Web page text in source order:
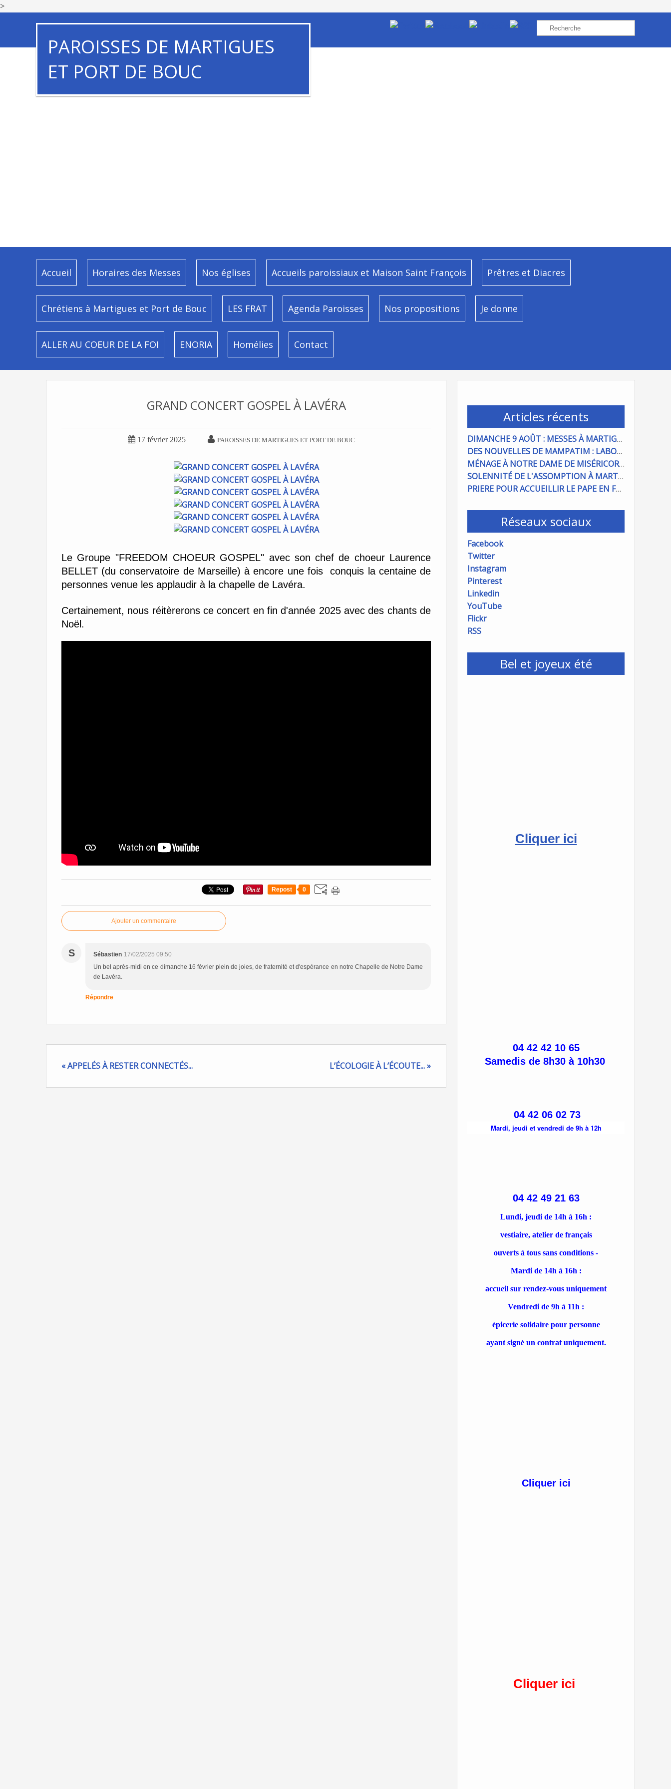
>
PAROISSES DE MARTIGUES
ET PORT DE BOUC
Accueil Horaires des Messes Nos églises Accueils paroissiaux et Maison Saint François Prêtres et Diacres
Chrétiens à Martigues et Port de Bouc LES FRAT Agenda Paroisses Nos propositions Je donne
ALLER AU COEUR DE LA FOI ENORIA Homélies Contact
Articles récents
DIMANCHE 9 AOÛT : MESSES À MARTIGUES ET PORT DE BOUC
DES NOUVELLES DE MAMPATIM : LABOUR DU CHAMP PAROISSIAL
MÉNAGE À NOTRE DAME DE MISÉRICORDE : ON COMPTE SUR VOUS !
SOLENNITÉ DE L'ASSOMPTION À MARTIGUES ET PORT DE BOUC
PRIERE POUR ACCUEILLIR LE PAPE EN FRANCE
Réseaux sociaux
Facebook
Twitter
Instagram
Pinterest
Linkedin
YouTube
Flickr
RSS
Bel et joyeux été
Cliquer ici
04 42 42 10 65
Samedis de 8h30 à 10h30
04 42 06 02 73
Mardi, jeudi et vendredi de 9h à 12h
04 42 49 21 63
Lundi, jeudi de 14h à 16h :
vestiaire, atelier de français
ouverts à tous sans conditions -
Mardi de 14h à 16h :
accueil sur rendez-vous uniquement
Vendredi de 9h à 11h :
épicerie solidaire pour personne
ayant signé un contrat uniquement.
Cliquer ici
Cliquer ici
GRAND CONCERT GOSPEL À LAVÉRA
 17 février 2025  PAROISSES DE MARTIGUES ET PORT DE BOUC
Le Groupe "FREEDOM CHOEUR GOSPEL" avec son chef de choeur Laurence
BELLET (du conservatoire de Marseille) à encore une fois conquis la centaine de
personnes venue les applaudir à la chapelle de Lavéra.
Certainement, nous réitèrerons ce concert en fin d'année 2025 avec des chants de
Noël.
Repost 0
Ajouter un commentaire
S Sébastien 17/02/2025 09:50
Un bel après-midi en ce dimanche 16 février plein de joies, de fraternité et d'espérance en notre Chapelle de Notre Dame
de Lavéra.
Répondre
« APPELÉS À RESTER CONNECTÉS... L’ÉCOLOGIE À L’ÉCOUTE... »